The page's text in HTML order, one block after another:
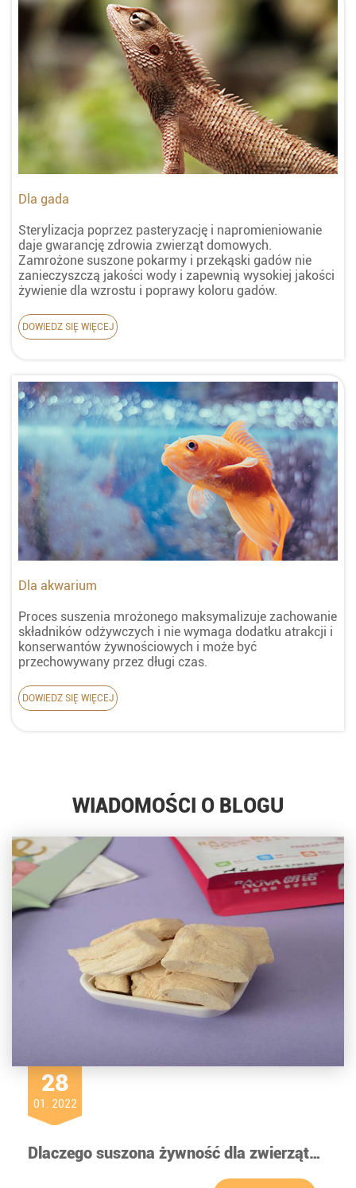
Dla gada
Sterylizacja poprzez pasteryzację i napromieniowanie
daje gwarancję zdrowia zwierząt domowych.
Zamrożone suszone pokarmy i przekąski gadów nie
zanieczyszczą jakości wody i zapewnią wysokiej jakości
żywienie dla wzrostu i poprawy koloru gadów.
DOWIEDZ SIĘ WIĘCEJ
Dla akwarium
Proces suszenia mrożonego maksymalizuje zachowanie
składników odżywczych i nie wymaga dodatku atrakcji i
konserwantów żywnościowych i może być
przechowywany przez długi czas.
DOWIEDZ SIĘ WIĘCEJ
WIADOMOŚCI O BLOGU
28
01. 2022
Dlaczego suszona żywność dla zwierząt domowych jest tak popularna?